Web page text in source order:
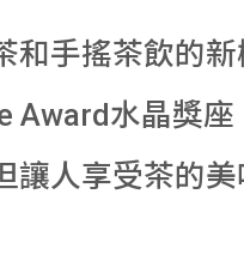
和手搖茶飲的
Award水晶獎
讓人享受茶的